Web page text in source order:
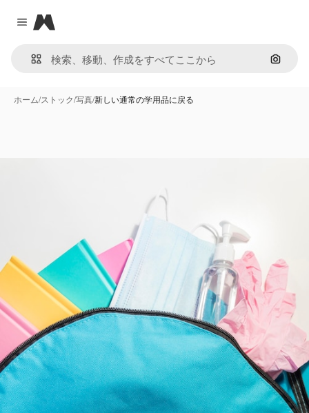
Close menu
Magnific
画像で
ホーム/ストック/写真/新しい通常の学用品に戻る